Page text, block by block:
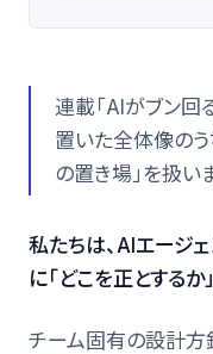
連載「AIがブン回
置いた全体像のう
の置き場」を扱い
私たちは、AIエージ
に「どこを正とする
チーム固有の設計方